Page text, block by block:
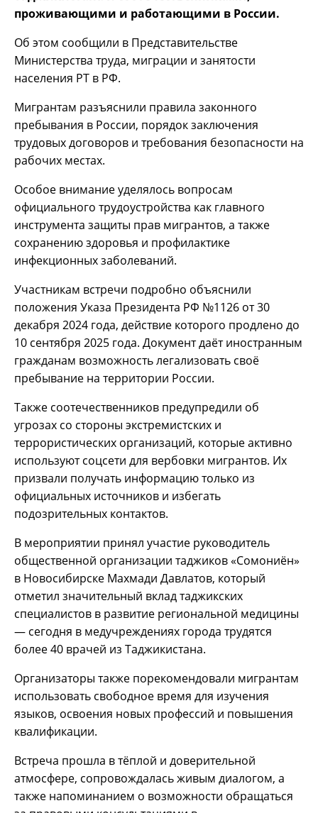
проживающими и работающими в России.
Об этом сообщили в Представительстве
Министерства труда, миграции и занятости
населения РТ в РФ.
Мигрантам разъяснили правила законного
пребывания в России, порядок заключения
трудовых договоров и требования безопасности на
рабочих местах.
Особое внимание уделялось вопросам
официального трудоустройства как главного
инструмента защиты прав мигрантов, а также
сохранению здоровья и профилактике
инфекционных заболеваний.
Участникам встречи подробно объяснили
положения Указа Президента РФ №1126 от 30
декабря 2024 года, действие которого продлено до
10 сентября 2025 года. Документ даёт иностранным
гражданам возможность легализовать своё
пребывание на территории России.
Также соотечественников предупредили об
угрозах со стороны экстремистских и
террористических организаций, которые активно
используют соцсети для вербовки мигрантов. Их
призвали получать информацию только из
официальных источников и избегать
подозрительных контактов.
В мероприятии принял участие руководитель
общественной организации таджиков «Сомониён»
в Новосибирске Махмади Давлатов, который
отметил значительный вклад таджикских
специалистов в развитие региональной медицины
— сегодня в медучреждениях города трудятся
более 40 врачей из Таджикистана.
Организаторы также порекомендовали мигрантам
использовать свободное время для изучения
языков, освоения новых профессий и повышения
квалификации.
Встреча прошла в тёплой и доверительной
атмосфере, сопровождалась живым диалогом, а
также напоминанием о возможности обращаться